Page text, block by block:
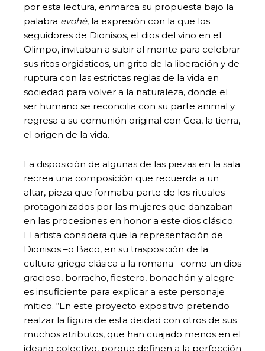
por esta lectura, enmarca su propuesta bajo la
palabra evohé, la expresión con la que los
seguidores de Dionisos, el dios del vino en el
Olimpo, invitaban a subir al monte para celebrar
sus ritos orgiásticos, un grito de la liberación y de
ruptura con las estrictas reglas de la vida en
sociedad para volver a la naturaleza, donde el
ser humano se reconcilia con su parte animal y
regresa a su comunión original con Gea, la tierra,
el origen de la vida.
La disposición de algunas de las piezas en la sala
recrea una composición que recuerda a un
altar, pieza que formaba parte de los rituales
protagonizados por las mujeres que danzaban
en las procesiones en honor a este dios clásico.
El artista considera que la representación de
Dionisos –o Baco, en su trasposición de la
cultura griega clásica a la romana– como un dios
gracioso, borracho, fiestero, bonachón y alegre
es insuficiente para explicar a este personaje
mítico. “En este proyecto expositivo pretendo
realzar la figura de esta deidad con otros de sus
muchos atributos, que han cuajado menos en el
ideario colectivo, porque definen a la perfección